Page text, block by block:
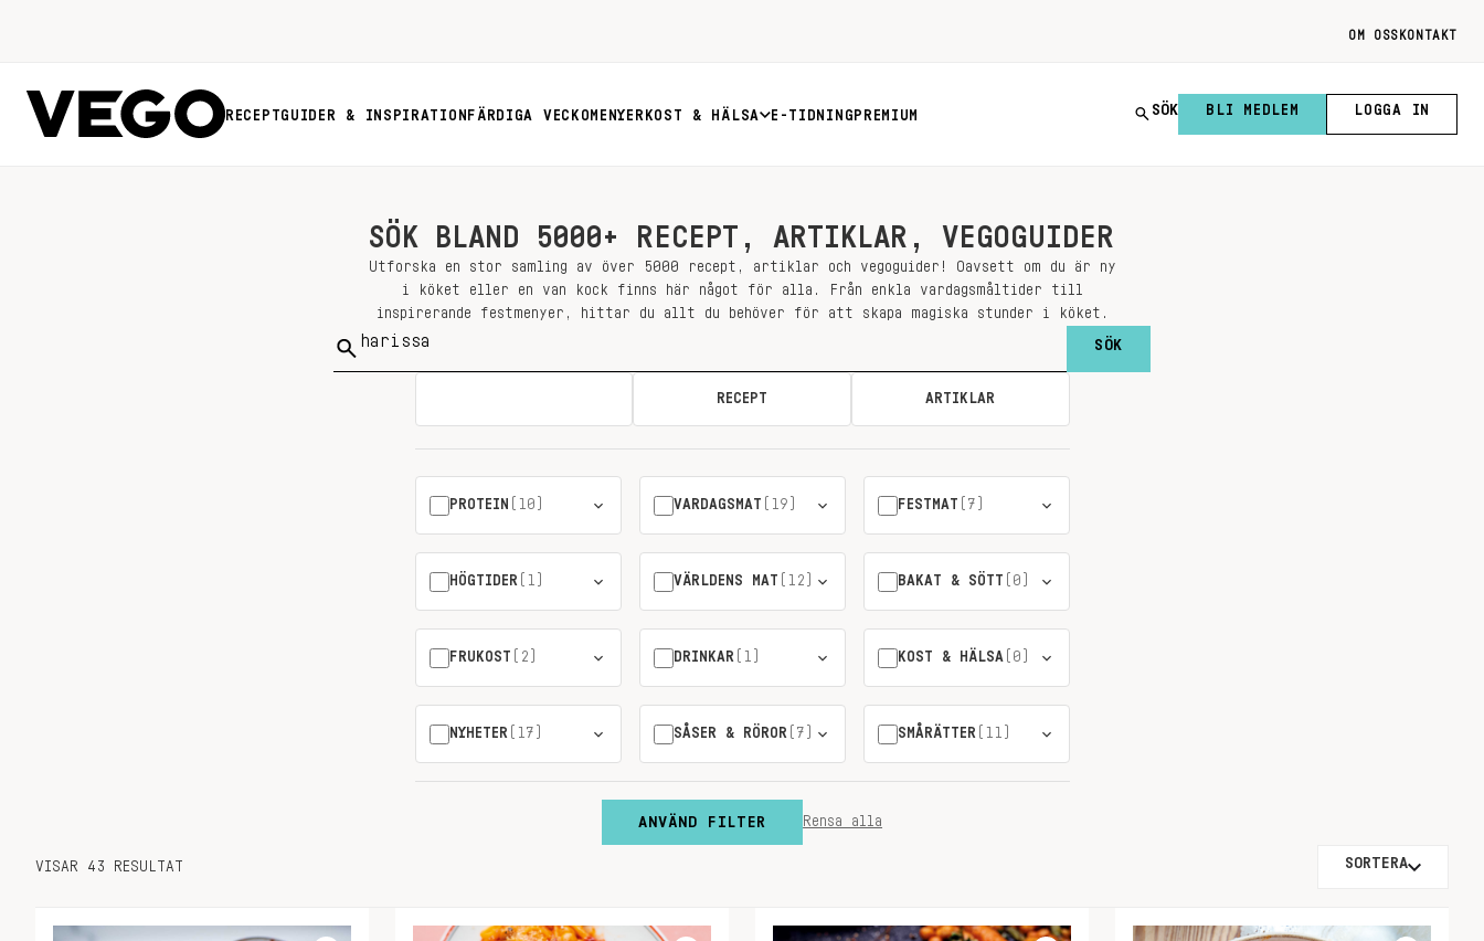
OM OSS KONTAKT
RECEPTGUIDER & INSPIRATION FÄRDIGA VECKOMENYER KOST & HÄLSA E-TIDNING PREMIUM SÖK BLI MEDLEM LOGGA IN
SÖK BLAND 5000+ RECEPT, ARTIKLAR, VEGOGUIDER
Utforska en stor samling av över 5000 recept, artiklar och vegoguider! Oavsett om du är ny
i köket eller en van kock finns här något för alla. Från enkla vardagsmåltider till
inspirerande festmenyer, hittar du allt du behöver för att skapa magiska stunder i köket.
Sök
RECEPT ARTIKLAR
PROTEIN (10) VARDAGSMAT (19) FESTMAT (7)
HÖGTIDER(1) VÄRLDENS MAT (12) BAKAT & SÖTT (0)
FRUKOST (2) DRINKAR(1) KOST & HÄLSA(0)
NYHETER(17) SÅSER & RÖROR(7) SMÅRÄTTER(11)
ANVÄND FILTER Rensa alla
VISAR 43 RESULTAT SORTERA